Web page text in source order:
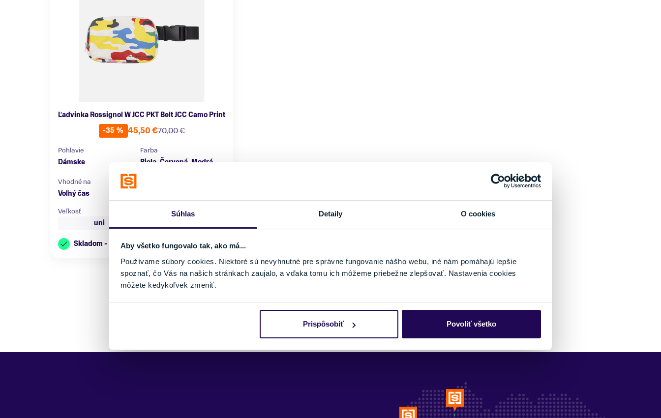
Súhlas Detaily O cookies
Aby všetko fungovalo tak, ako má...
Používame súbory cookies. Niektoré sú nevyhnutné pre správne fungovanie nášho webu, iné nám pomáhajú lepšie
spoznať, čo Vás na našich stránkach zaujalo, a vďaka tomu ich môžeme priebežne zlepšovať. Nastavenia cookies
môžete kedykoľvek zmeniť.
Prispôsobiť Povoliť všetko
Ľadvinka Rossignol W JCC PKT Belt JCC Camo Print
-35 %
70,00 €
45,50 €
Pohlavie
Dámske
Farba
Biela, Červená, Modrá,
Vhodné na
Voľný čas
Veľkosť
uni
Skladom - Ihneď k odberu